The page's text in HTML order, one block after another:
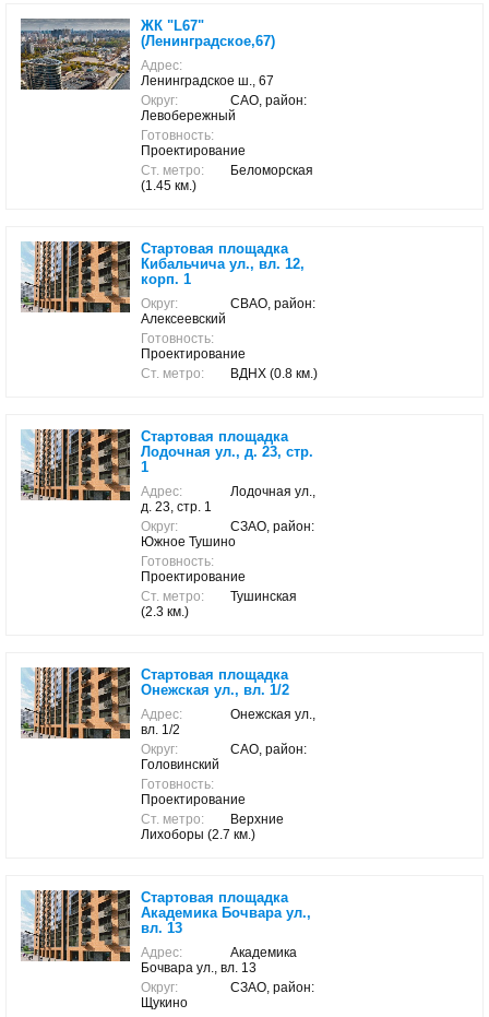
ЖК "L67"
(Ленинградское,67)
Адрес:
Ленинградское ш., 67
Округ:
САО, район:
Левобережный
Готовность:
Проектирование
Ст. метро:
Беломорская
(1.45 км.)
Стартовая площадка
Кибальчича ул., вл. 12,
корп. 1
Округ:
СВАО, район:
Алексеевский
Готовность:
Проектирование
Ст. метро:
ВДНХ (0.8 км.)
Стартовая площадка
Лодочная ул., д. 23, стр.
1
Адрес:
Лодочная ул.,
д. 23, стр. 1
Округ:
СЗАО, район:
Южное Тушино
Готовность:
Проектирование
Ст. метро:
Тушинская
(2.3 км.)
Стартовая площадка
Онежская ул., вл. 1/2
Адрес:
Онежская ул.,
вл. 1/2
Округ:
САО, район:
Головинский
Готовность:
Проектирование
Ст. метро:
Верхние
Лихоборы (2.7 км.)
Стартовая площадка
Академика Бочвара ул.,
вл. 13
Адрес:
Академика
Бочвара ул., вл. 13
Округ:
СЗАО, район:
Щукино